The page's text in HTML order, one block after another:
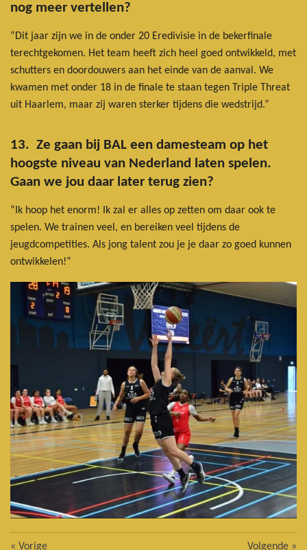
nog meer vertellen?
“Dit jaar zijn we in de onder 20 Eredivisie in de bekerfinale
terechtgekomen. Het team heeft zich heel goed ontwikkeld, met
schutters en doordouwers aan het einde van de aanval. We
kwamen met onder 18 in de finale te staan tegen Triple Threat
uit Haarlem, maar zij waren sterker tijdens die wedstrijd.”
13. Ze gaan bij BAL een damesteam op het
hoogste niveau van Nederland laten spelen.
Gaan we jou daar later terug zien?
“Ik hoop het enorm! Ik zal er alles op zetten om daar ook te
spelen. We trainen veel, en bereiken veel tijdens de
jeugdcompetities. Als jong talent zou je je daar zo goed kunnen
ontwikkelen!”
« Vorige Volgende »